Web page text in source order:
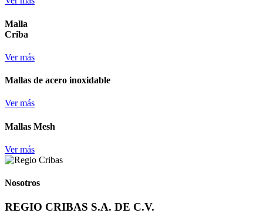
Malla
Criba
Ver más
Mallas de acero inoxidable
Ver más
Mallas Mesh
Ver más
Nosotros
REGIO CRIBAS S.A. DE C.V.